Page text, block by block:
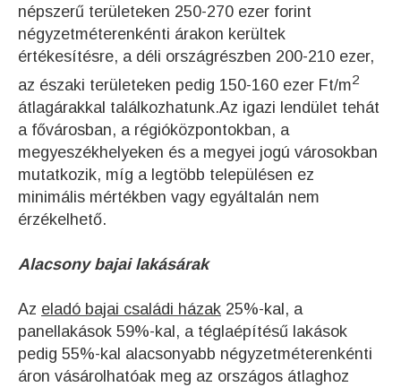
népszerű területeken 250-270 ezer forint
négyzetméterenkénti árakon kerültek
értékesítésre, a déli országrészben 200-210 ezer,
az északi területeken pedig 150-160 ezer Ft/m2
átlagárakkal találkozhatunk.Az igazi lendület tehát
a fővárosban, a régióközpontokban, a
megyeszékhelyeken és a megyei jogú városokban
mutatkozik, míg a legtöbb településen ez
minimális mértékben vagy egyáltalán nem
érzékelhető.
Alacsony bajai lakásárak
Az eladó bajai családi házak 25%-kal, a
panellakások 59%-kal, a téglaépítésű lakások
pedig 55%-kal alacsonyabb négyzetméterenkénti
áron vásárolhatóak meg az országos átlaghoz